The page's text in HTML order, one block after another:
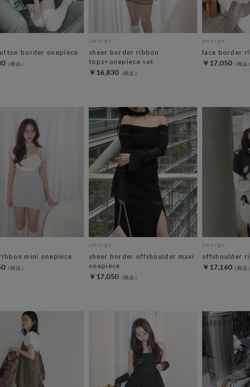
border onepiece
amerge.
sheer border ribbon
tops×onepiece set
￥16,830
amerge.
lace border
￥17,050
mini onepiece
amerge.
sheer border offshoulder maxi
onepiece
￥17,050
amerge.
offshoulder
￥17,160